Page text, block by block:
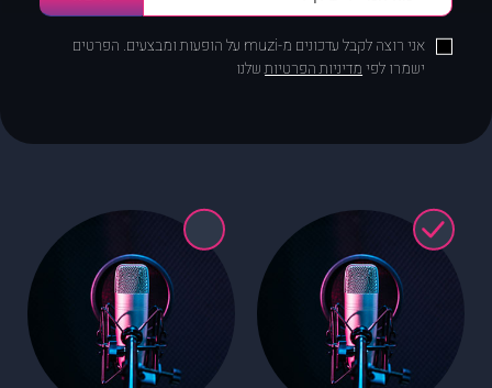
אני רוצה לקבל עדכונים מ-muzi על הופעות ומבצעים. הפרטים
ישמרו לפימדיניות הפרטיותשלנו